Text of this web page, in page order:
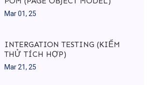
Mar 01, 25
INTERGATION TESTING (KIỂM
THỬ TÍCH HỢP)
Mar 21, 25